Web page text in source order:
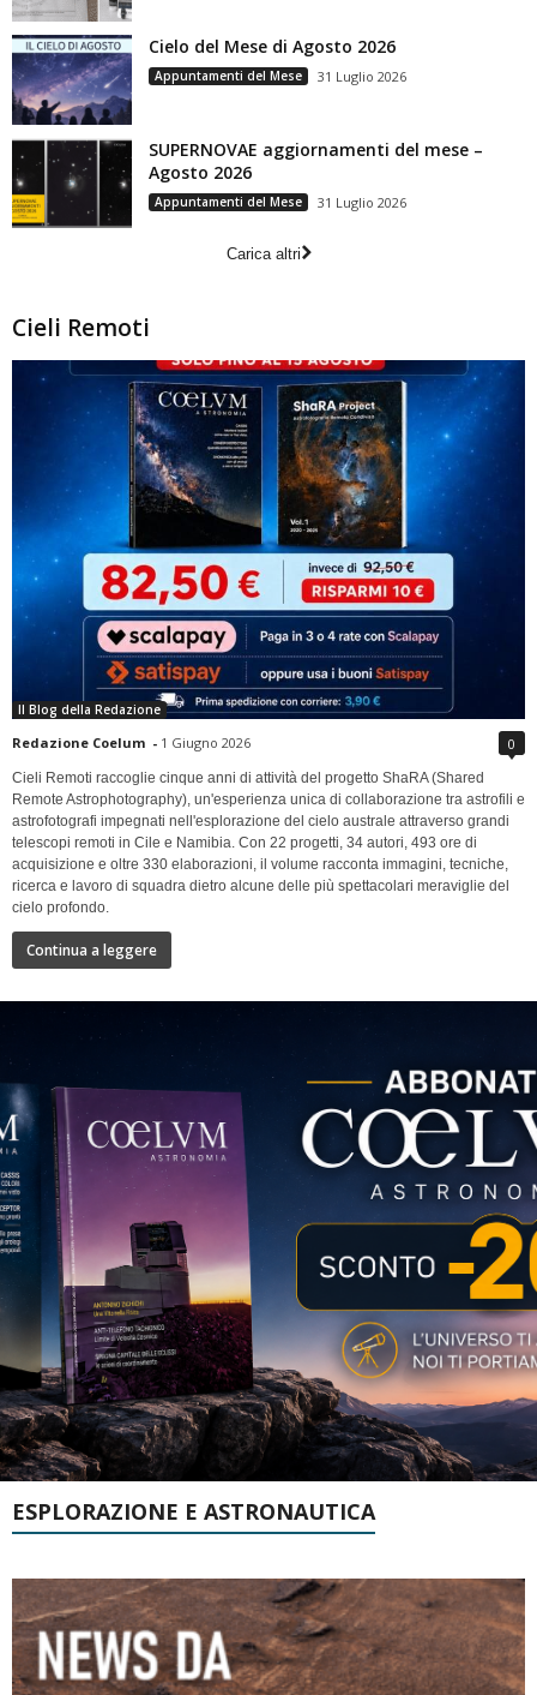
Cielo del Mese di Agosto 2026
Appuntamenti del Mese 31 Luglio 2026
SUPERNOVAE aggiornamenti del mese –
Agosto 2026
Appuntamenti del Mese 31 Luglio 2026
Carica altri
Cieli Remoti
Il Blog della Redazione
Redazione Coelum - 1 Giugno 2026 0
Cieli Remoti raccoglie cinque anni di attività del progetto ShaRA (Shared
Remote Astrophotography), un'esperienza unica di collaborazione tra astrofili e
astrofotografi impegnati nell'esplorazione del cielo australe attraverso grandi
telescopi remoti in Cile e Namibia. Con 22 progetti, 34 autori, 493 ore di
acquisizione e oltre 330 elaborazioni, il volume racconta immagini, tecniche,
ricerca e lavoro di squadra dietro alcune delle più spettacolari meraviglie del
cielo profondo.
Continua a leggere
ESPLORAZIONE E ASTRONAUTICA